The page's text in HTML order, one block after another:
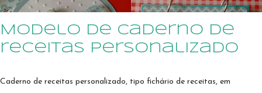
Modelo de caderno de
receitas personalizado
Caderno de receitas personalizado, tipo fichário de receitas, em